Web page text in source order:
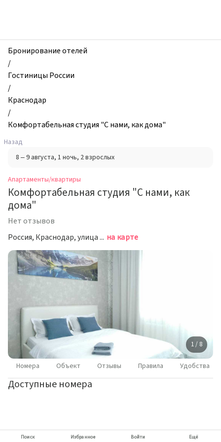
и
квартиры,
Комфортабельная
студия
"С
нами,
как
дома",
Краснодар,
Россия
Бронирование отелей
/
Гостиницы России
/
Краснодар
/
Комфортабельная студия "С нами, как дома"
Назад
8 – 9 августа, 1 ночь, 2 взрослых
Апартаменты/квартиры
Комфортабельная студия "С нами, как
дома"
Нет отзывов
Россия, Краснодар, улица Красных Партизан, 1/4к15 на карте
1 / 8
Номера Объект Отзывы Правила Удобства
Доступные номера
Поиск Избранное Войти Ещё